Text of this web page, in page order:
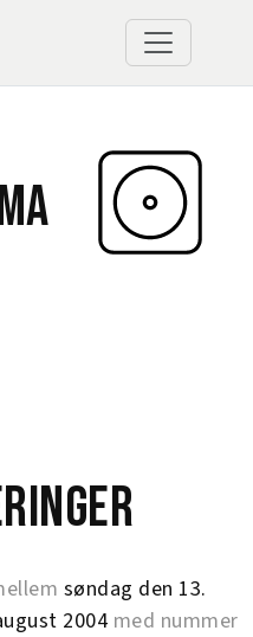
søndag den 13.
2004 med nummer